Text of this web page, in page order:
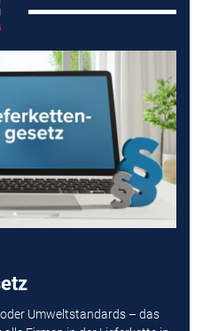
Umweltstandards – das